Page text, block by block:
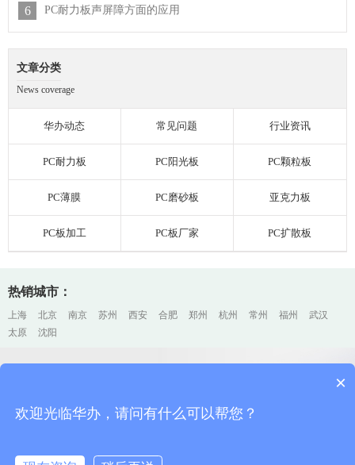
6 PC耐力板声屏障方面的应用
文章分类
News coverage
华办动态 常见问题 行业资讯
PC耐力板 PC阳光板 PC颗粒板
PC薄膜 PC磨砂板 亚克力板
PC板加工 PC板厂家 PC扩散板
热销城市：
上海 北京 南京 苏州 西安 合肥 郑州 杭州 常州 福州
武汉
太原
沈阳
欢迎咨询华办，您的每一个电话、邮件、留言，我们都会认真对待
×
欢迎光临华办，请问有什么可以帮您？